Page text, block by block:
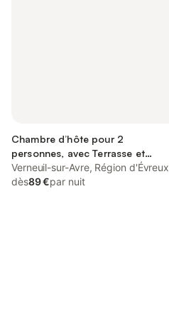
Chambre d’hôte pour 2
personnes, avec Terrasse et
Jardin ainsi que Piscine et Sauna
Verneuil-sur-Avre, Région d'Évreux
dès89 €par nuit